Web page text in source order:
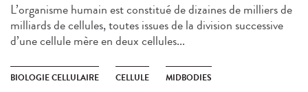
L’organisme humain est constitué de dizaines de milliers de
milliards de cellules, toutes issues de la division successive
d’une cellule mère en deux cellules...
BIOLOGIE CELLULAIRE CELLULE MIDBODIES